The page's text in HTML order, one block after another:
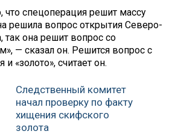
что спецоперация решит массу
решила вопрос открытия Северо-
так она решит вопрос со
— сказал он. Решится вопрос с
и «золото», считает он.
Следственный комитет
начал проверку по факту
хищения скифского
золота